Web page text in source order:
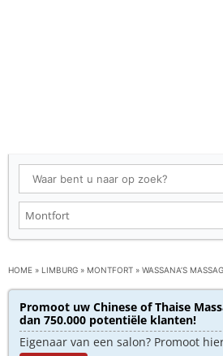
HOME » LIMBURG » MONTFORT » WASSANA’S
Promoot uw Chinese of Thaise
dan 750.000 potentiële klanten!
Eigenaar van een salon? Promoot